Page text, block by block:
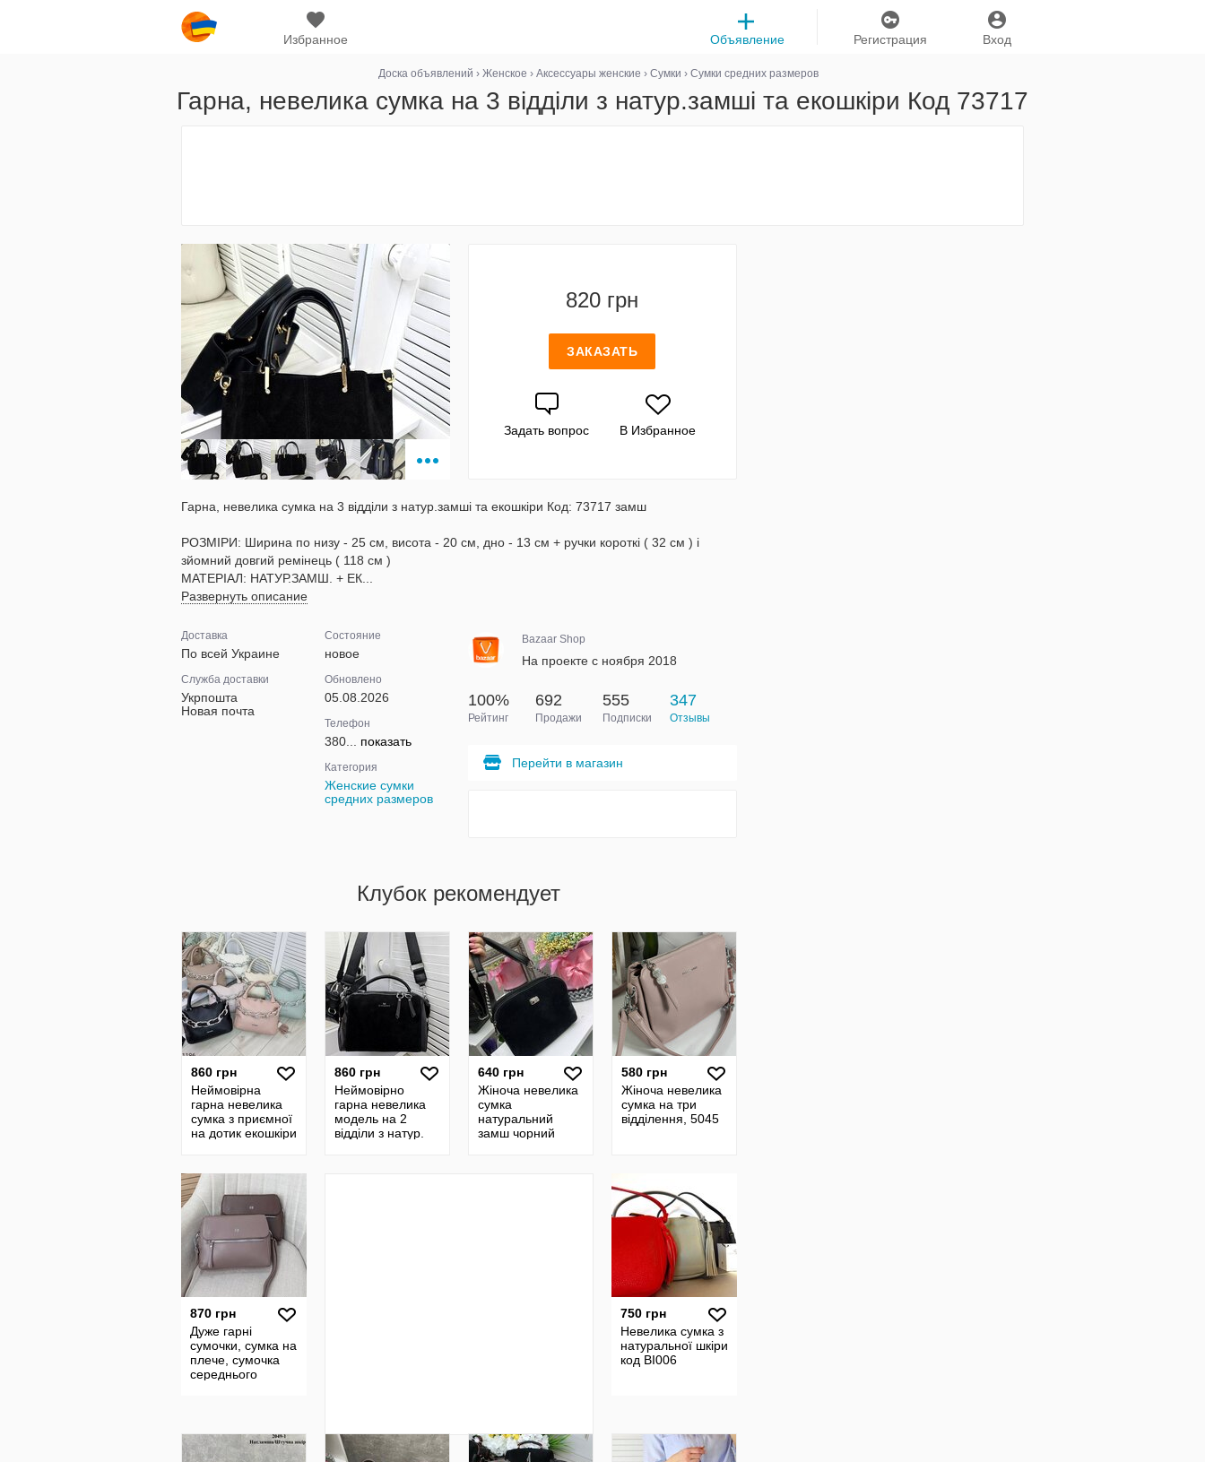
Избранное Вход
Регистрация
Объявление
Доска объявлений › Женское › Аксессуары женские › Сумки › Сумки средних размеров
Гарна, невелика сумка на 3 відділи з натур.замші та екошкіри Код 73717
820 грн
ЗАКАЗАТЬ
Задать вопрос В Избранное
Гарна, невелика сумка на 3 відділи з натур.замші та екошкіри Код: 73717 замш
РОЗМІРИ: Ширина по низу - 25 см, висота - 20 см, дно - 13 см + ручки короткі ( 32 см ) і
зйомний довгий ремінець ( 118 см )
МАТЕРІАЛ: НАТУР.ЗАМШ. + ЕК...
Развернуть описание
Доставка
По всей Украине
Служба доставки
Укрпошта
Новая почта
Состояние
новое
Обновлено
05.08.2026
Телефон
380... показать
Категория
Женские сумки
средних размеров
Bazaar Shop
На проекте с ноября 2018
100%
Рейтинг
692
Продажи
555
Подписки
347
Отзывы
Перейти в магазин
Клубок рекомендует
860 грн
Неймовірна
гарна невелика
сумка з приємної
на дотик екошкіри
860 грн
Неймовірно
гарна невелика
модель на 2
відділи з натур.
640 грн
Жіноча невелика
сумка
натуральний
замш чорний
580 грн
Жіноча невелика
сумка на три
відділення, 5045
870 грн
Дуже гарні
сумочки, сумка на
плече, сумочка
середнього
750 грн
Невелика сумка з
натуральної шкіри
код BI006